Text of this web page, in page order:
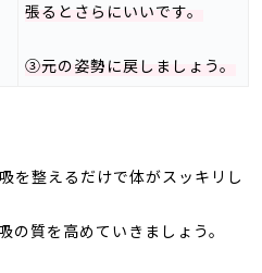
張るとさらにいいです。
③元の姿勢に戻しましょう。
を整えるだけで体がスッキリし
の質を高めていきましょう。